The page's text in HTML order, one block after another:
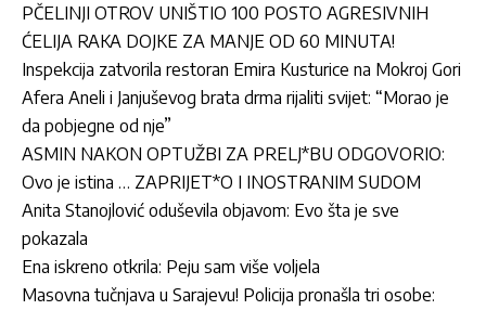
PČELINJI OTROV UNIŠTIO 100 POSTO AGRESIVNIH
ĆELIJA RAKA DOJKE ZA MANJE OD 60 MINUTA!
Inspekcija zatvorila restoran Emira Kusturice na Mokroj Gori
Afera Aneli i Janjuševog brata drma rijaliti svijet: “Morao je
da pobjegne od nje”
ASMIN NAKON OPTUŽBI ZA PRELJ*BU ODGOVORIO:
Ovo je istina … ZAPRIJET*O I INOSTRANIM SUDOM
Anita Stanojlović oduševila objavom: Evo šta je sve
pokazala
Ena iskreno otkrila: Peju sam više voljela
Masovna tučnjava u Sarajevu! Policija pronašla tri osobe: